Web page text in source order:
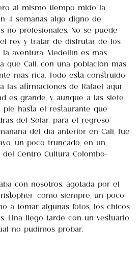
al mismo tiempo mido la
4 semanas algo digno de
no profesionales. No se puede
rey y tratar de disfrutar de los
aventura. Medellín es más
que Cali, con una población más
más rica. Todo está construido
las afirmaciones de Rafael aquí
es grande, y aunque a las siete
hasta el restaurante que
del Solar, para el regreso
del día anterior en Cali, fue
un poco truncado, en un
Centro Cultura Colombo-
con nosotros, agotada por el
como siempre, un poco
a tomar algunas fotos, los chicos
Lina llegó tarde con un vestuario
no pudimos probar.